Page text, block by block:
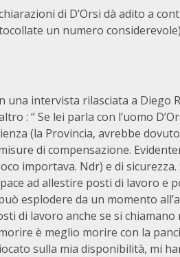
di D’Orsi dà adito a
un numero
una intervista rilasciata a Diego
: “ Se lei parla con l’uomo
(la Provincia, avrebbe
di compensazione.
importava. Ndr) e di
ad allestire posti di lavoro e
esplodere da un momento
di lavoro anche se si
è meglio morire con la
sulla mia disponibilità, mi